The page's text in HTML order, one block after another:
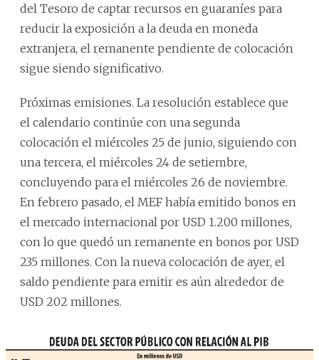
del Tesoro de captar recursos en guaraníes para
reducir la exposición a la deuda en moneda
extranjera, el remanente pendiente de colocación
sigue siendo significativo.
Próximas emisiones. La resolución establece que
el calendario continúe con una segunda
colocación el miércoles 25 de junio, siguiendo con
una tercera, el miércoles 24 de setiembre,
concluyendo para el miércoles 26 de noviembre.
En febrero pasado, el MEF había emitido bonos en
el mercado internacional por USD 1.200 millones,
con lo que quedó un remanente en bonos por USD
235 millones. Con la nueva colocación de ayer, el
saldo pendiente para emitir es aún alrededor de
USD 202 millones.